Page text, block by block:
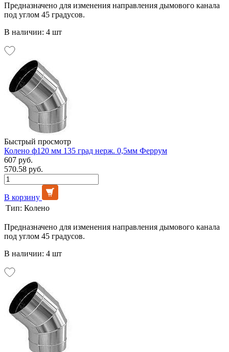
Предназначено для изменения направления дымового канала
под углом 45 градусов.
В наличии: 4 шт
Быстрый просмотр
Колено ф120 мм 135 град нерж. 0,5мм Феррум
607 руб.
570.58 руб.
В корзину
Тип: Колено
Предназначено для изменения направления дымового канала
под углом 45 градусов.
В наличии: 4 шт